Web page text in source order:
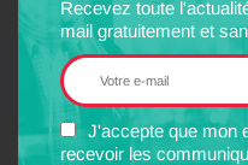
Recevez toute
mail gratuitement et
J'accepte que mon
recevoir les
FILTRER PAR :